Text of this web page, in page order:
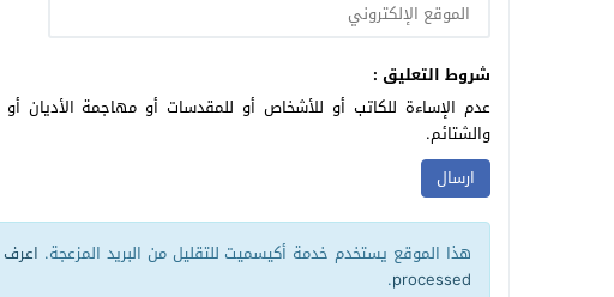
شروط التعليق :
عدم الإساءة للكاتب أو للأشخاص أو للمقدسات أو مهاجمة الأديان
والشتائم.
هذا الموقع يستخدم خدمة أكيسميت للتقليل من البريد المزعجة. اعرف
processed
.